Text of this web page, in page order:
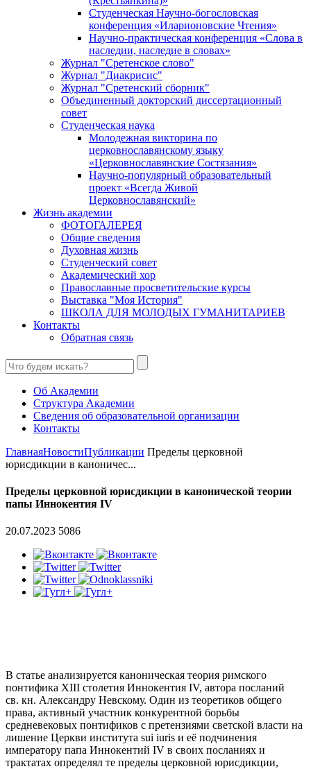
Студенческая Научно-богословская
конференция «Иларионовские Чтения»
Научно-практическая конференция «Cлова в
наследии, наследие в словах»
Журнал "Сретенское слово"
Журнал "Диакрисис"
Журнал "Сретенский сборник"
Объединенный докторский диссертационный
совет
Студенческая наука
Молодежная викторина по
церковнославянскому языку
«Церковнославянские Состязания»
Научно-популярный образовательный
проект «Всегда Живой
Церковнославянский»
Жизнь академии
ФОТОГАЛЕРЕЯ
Общие сведения
Духовная жизнь
Студенческий совет
Академический хор
Православные просветительские курсы
Выставка "Моя История"
ШКОЛА ДЛЯ МОЛОДЫХ ГУМАНИТАРИЕВ
Контакты
Обратная связь
Об Академии
Структура Академии
Сведения об образовательной организации
Контакты
ГлавнаяНовостиПубликации Пределы церковной
юрисдикции в каноничес...
Пределы церковной юрисдикции в канонической теории
папы Иннокентия IV
20.07.2023 5086
В статье анализируется каноническая теория римского
понтифика XIII столетия Иннокентия IV, автора посланий
св. кн. Александру Невскому. Один из теоретиков общего
права, активный участник конкурентной борьбы
средневековых понтификов с претензиями светской власти на
лишение Церкви института sui iuris и её подчинения
императору папа Иннокентий IV в своих посланиях и
трактатах определял те пределы церковной юрисдикции,